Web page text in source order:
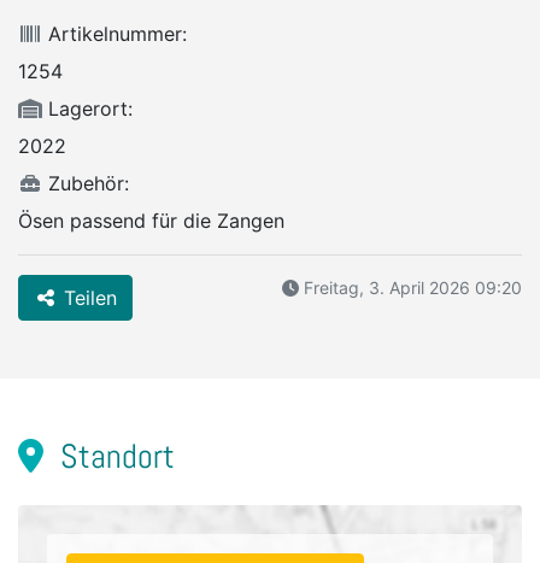
Artikelnummer:
1254
Lagerort:
2022
Zubehör:
Ösen passend für die Zangen
Teilen Freitag, 3. April 2026 09:20
Standort